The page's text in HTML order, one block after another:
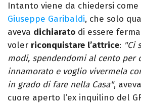
Intanto viene da chiedersi come
Giuseppe Garibaldi, che solo
aveva dichiarato di essere
voler riconquistare l’attrice: "Ci
modi, spendendomi al cento per
innamorato e voglio vivermela
in grado di fare nella Casa", aveva
cuore aperto l’ex inquilino del